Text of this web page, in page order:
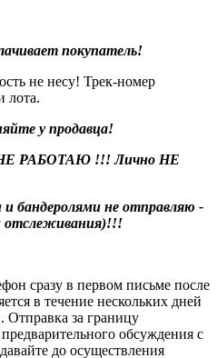
покупатель!
не несу! Трек-номер
лота.
у продавца!
РАБОТАЮ !!! Лично НЕ
бандеролями не отправляю -
отслеживания)!!!
сразу в первом письме после
в течение нескольких дней
Отправка за границу
обсуждения с
до осуществления